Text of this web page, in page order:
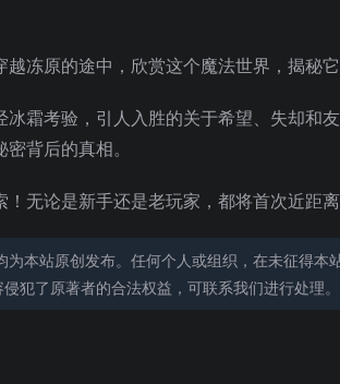
冻原的途中，欣赏这个魔法世界，揭秘它
霜考验，引人入胜的关于希望、失却和
背后的真相。
无论是新手还是老玩家，都将首次近距
本站原创发布。任何个人或组织，在未征得本
犯了原著者的合法权益，可联系我们进行处理。